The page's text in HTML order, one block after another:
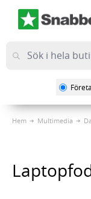
Hem Multimedia